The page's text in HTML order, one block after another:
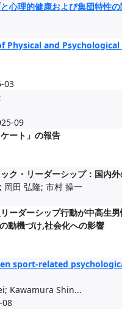
心理的健康および集団特性
Physical and
03
09
ート」の報告
ク・リーダーシップ：国内
岡田 弘隆; 市村 操一
ーダーシップ行動が中高生
動機づけ,社会化への影響
sport-related
Kawamura Shin...
08